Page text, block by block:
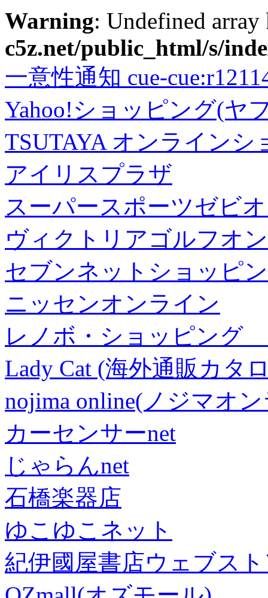
Warning: Undefined
c5z.net/public_html/s/
一意性通知 cue-
Yahoo!ショッピング(ヤ
TSUTAYA オンラインシ
アイリスプラザ
スーパースポーツゼビ
ヴィクトリアゴルフオ
セブンネットショッピ
ニッセンオンライン
レノボ・ショッピング
Lady Cat (海外通販カタ
nojima online(ノジマオ
カーセンサーnet
じゃらんnet
石橋楽器店
ゆこゆこネット
紀伊國屋書店ウェブス